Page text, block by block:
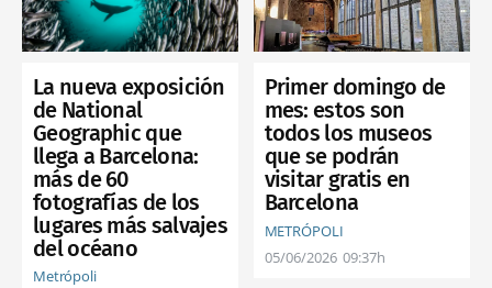
La nueva exposición
de National
Geographic que
llega a Barcelona:
más de 60
fotografías de los
lugares más salvajes
del océano
Metrópoli
Primer domingo de
mes: estos son
todos los museos
que se podrán
visitar gratis en
Barcelona
METRÓPOLI
05/06/2026 09:37h